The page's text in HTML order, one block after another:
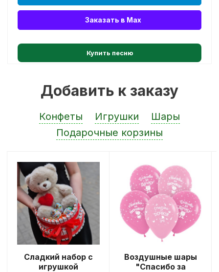
Заказать в Max
Купить песню
Добавить к заказу
Конфеты Игрушки
Шары
Подарочные корзины
Сладкий набор с
игрушкой
Воздушные шары
"Спасибо за